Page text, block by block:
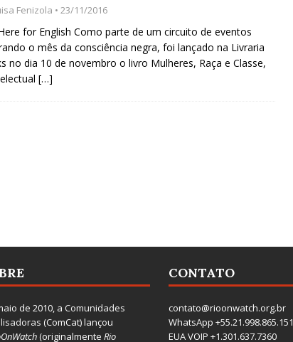
Fenizola • 23/11/2016
for English Como parte de um circuito de eventos
o mês da consciência negra, foi lançado na Livraria
no dia 10 de novembro o livro Mulheres, Raça e Classe,
[…]
de 2010, a Comunidades
(ComCat) lançou
(originalmente Rio
CONTATO
contato@rioonwatch.org.br
WhatsApp +55.21.998.865.151
EUA VOIP +1.301.637.7360